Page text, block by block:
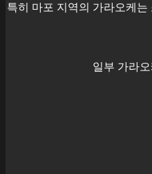
특히 마포 지역의 가라오케는
일부 가라